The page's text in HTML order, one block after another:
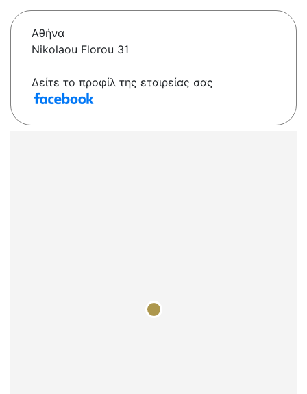
Αθήνα
Nikolaou Florou 31
Δείτε το προφίλ της εταιρείας σας